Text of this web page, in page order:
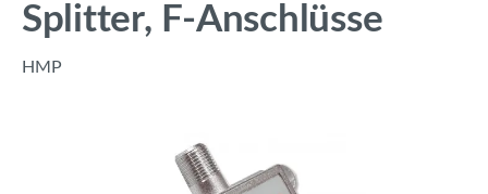
Splitter, F-Anschlüsse
HMP